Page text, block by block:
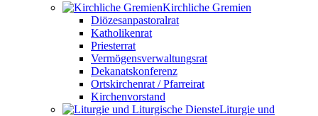
Kirchliche Gremien
Diözesanpastoralrat
Katholikenrat
Priesterrat
Vermögensverwaltungsrat
Dekanatskonferenz
Ortskirchenrat / Pfarreirat
Kirchenvorstand
Liturgie und